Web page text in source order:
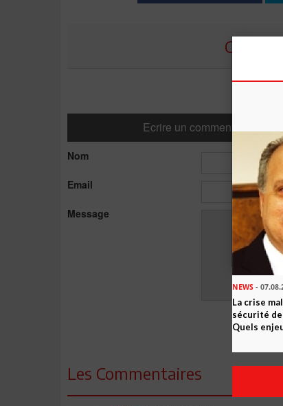
Ecrire un commentaire
Nom
Email
Message
Les Commentaires
NEWS -
La crise
sécurité
Quels